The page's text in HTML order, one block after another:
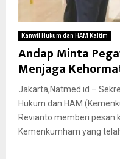
Kanwil Hukum dan HAM Kaltim
Andap Minta
Menjaga
Jakarta,Natmed.id –
Hukum dan HAM
Revianto memberi pesan
Kemenkumham yang